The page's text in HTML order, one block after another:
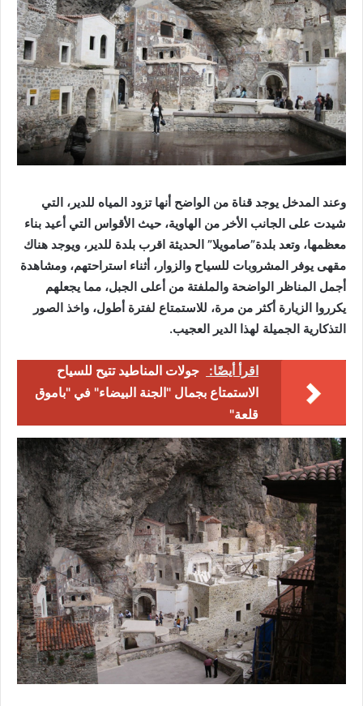
وعند المدخل يوجد قناة من الواضح أنها تزود المياه للدير، التي
شيدت على الجانب الأخر من الهاوية، حيث الأقواس التي أعيد بناء
معظمها، وتعد بلدة”صامويلا” الحديثة اقرب بلدة للدير، ويوجد هناك
مقهى يوفر المشروبات للسياح والزوار، أثناء استراحتهم، ومشاهدة
أجمل المناظر الواضحة والملفتة من أعلى الجبل، مما يجعلهم
يكرروا الزيارة أكثر من مرة، للاستمتاع لفترة أطول، واخذ الصور
التذكارية الجميلة لهذا الدير العجيب.
اقرأ أيضًا:
جولات المناطيد تتيح للسياح
الاستمتاع بجمال "الجنة البيضاء" في "باموق
قلعة"